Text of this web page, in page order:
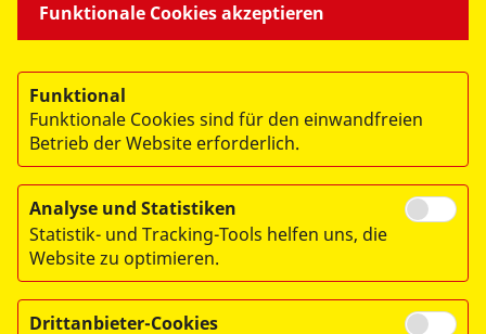
- DER ASB LEIPZIG -
Impressum
Funktionale Cookies akzeptieren
Funktional
Funktionale Cookies sind für den einwandfreien
Betrieb der Website erforderlich.
Analyse und Statistiken
Statistik- und Tracking-Tools helfen uns, die
Website zu optimieren.
Drittanbieter-Cookies